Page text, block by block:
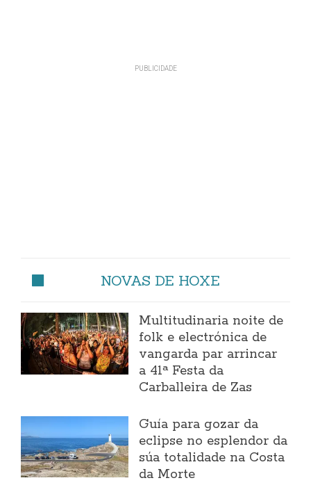
NOVAS DE HOXE
Multitudinaria noite de
folk e electrónica de
vangarda par arrincar
a 41ª Festa da
Carballeira de Zas
Guía para gozar da
eclipse no esplendor da
súa totalidade na Costa
da Morte